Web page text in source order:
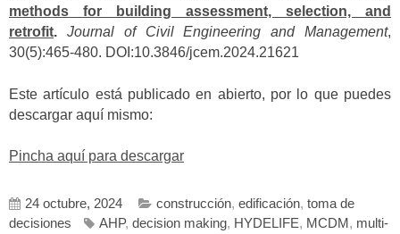
methods for building assessment, selection, and
retrofit. Journal of Civil Engineering and Management,
30(5):465-480. DOI:10.3846/jcem.2024.21621
Este artículo está publicado en abierto, por lo que puedes
descargar aquí mismo:
Pincha aquí para descargar
24 octubre, 2024 construcción, edificación, toma de
decisiones
AHP, decision making, HYDELIFE, MCDM , multi-